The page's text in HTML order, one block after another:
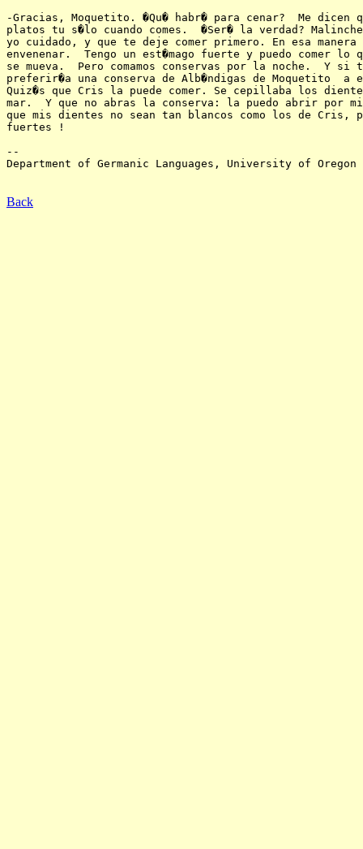
-Gracias, Moquetito. �Qu� habr� para cenar?  Me dicen
platos tu s�lo cuando comes.  �Ser� la verdad?
yo cuidado, y que te deje comer primero. En esa manera
envenenar.  Tengo un est�mago fuerte y puedo comer lo
se mueva.  Pero comamos conservas por la noche.  Y si
preferir�a una conserva de Alb�ndigas de Moquetito  a
Quiz�s que Cris la puede comer. Se cepillaba los
mar.  Y que no abras la conserva: la puedo abrir por mi
que mis dientes no sean tan blancos como los de Cris,
fuertes !
--
Department of Germanic Languages, University of Oregon
Back